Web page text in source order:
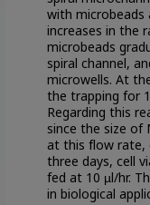
with microbeads
increases in the
microbeads
spiral channel,
microwells. At
the trapping for
Regarding this
since the size of
at this flow rate,
three days, cell
fed at 10 µl/hr.
in biological